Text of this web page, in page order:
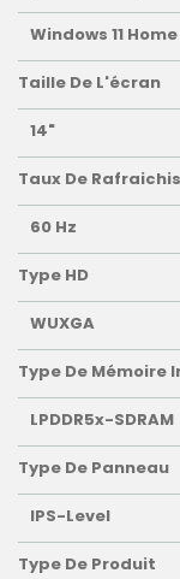
Windows 11 Home
Taille De L'écran
14"
Taux De
60 Hz
Type HD
WUXGA
Type De Mémoire
LPDDR5x-SDRAM
Type De Panneau
IPS-Level
Type De Produit